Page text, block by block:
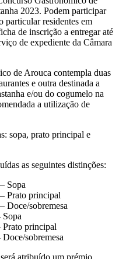
2023. Podem participar
particular residentes em
de inscrição a entregar até
de expediente da Câmara
de Arouca contempla duas
e outra destinada a
e/ou do cogumelo na
a utilização de
sopa, prato principal e
as seguintes distinções:
Sopa
Prato principal
Doce/sobremesa
Sopa
Prato principal
sobremesa
atribuído um prémio